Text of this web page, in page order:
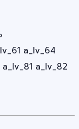
a_lv_64
a_lv_82